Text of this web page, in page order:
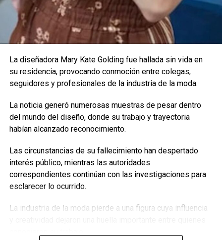
NO TE PIERDAS
Revelaron que la causa de muerte de la actriz Kirstie
Alley fue un fulminante cáncer de colon
Enfoque Now
informar a la comunidad latina acerca de los acontecimientos
que suceden a nivel local e internacional.
La diseñadora Mary Kate Golding fue hallada sin vida en
su residencia, provocando conmoción entre colegas,
seguidores y profesionales de la industria de la moda.
La noticia generó numerosas muestras de pesar dentro
del mundo del diseño, donde su trabajo y trayectoria
habían alcanzado reconocimiento.
Las circunstancias de su fallecimiento han despertado
interés público, mientras las autoridades
correspondientes continúan con las investigaciones para
esclarecer lo ocurrido.
La industria de la moda pierde a una figura cuya influencia